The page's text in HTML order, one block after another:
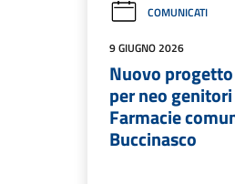
COMUNICATI
9 GIUGNO 2026
Nuovo
per neo
Farmacie
Buccinasco